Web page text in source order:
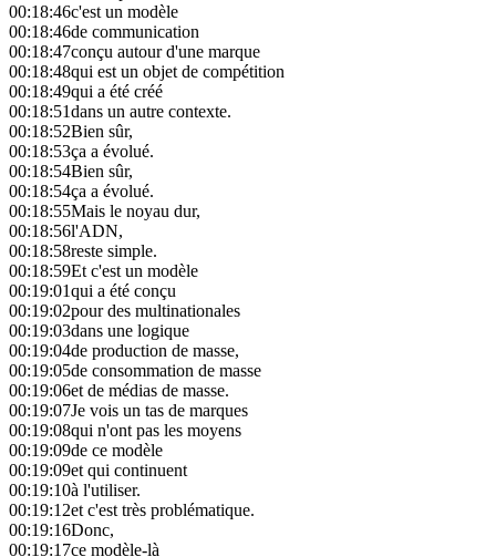
00:18:46c'est un modèle
00:18:46de communication
00:18:47conçu autour d'une marque
00:18:48qui est un objet de compétition
00:18:49qui a été créé
00:18:51dans un autre contexte.
00:18:52Bien sûr,
00:18:53ça a évolué.
00:18:54Bien sûr,
00:18:54ça a évolué.
00:18:55Mais le noyau dur,
00:18:56l'ADN,
00:18:58reste simple.
00:18:59Et c'est un modèle
00:19:01qui a été conçu
00:19:02pour des multinationales
00:19:03dans une logique
00:19:04de production de masse,
00:19:05de consommation de masse
00:19:06et de médias de masse.
00:19:07Je vois un tas de marques
00:19:08qui n'ont pas les moyens
00:19:09de ce modèle
00:19:09et qui continuent
00:19:10à l'utiliser.
00:19:12et c'est très problématique.
00:19:16Donc,
00:19:17ce modèle-là